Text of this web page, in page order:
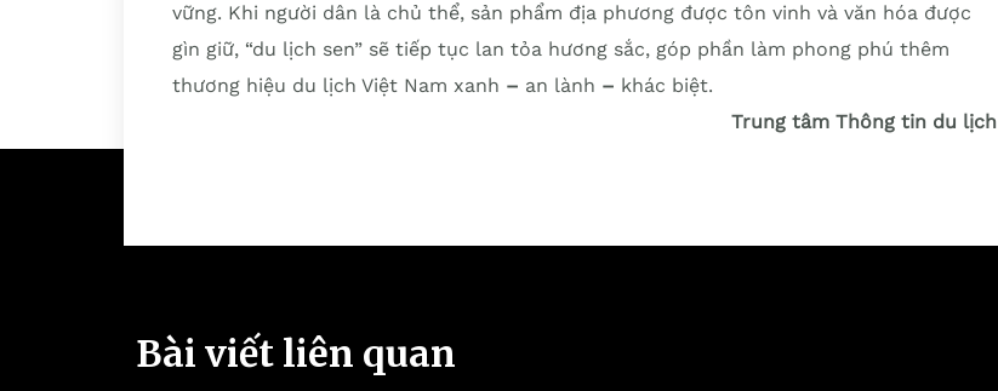
vững. Khi người dân là chủ thể, sản phẩm địa phương được tôn vinh và văn hóa được
gìn giữ, “du lịch sen” sẽ tiếp tục lan tỏa hương sắc, góp phần làm phong phú thêm
thương hiệu du lịch Việt Nam xanh – an lành – khác biệt.
Trung tâm Thông tin du lịch
Bài viết liên quan